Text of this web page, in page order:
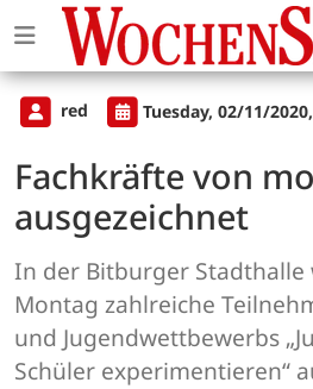
red Tuesday, 02/11/
Fachkräfte von
ausgezeichnet
In der Bitburger Stadthalle
Montag zahlreiche
und Jugendwettbewerbs
Schüler experimentieren“